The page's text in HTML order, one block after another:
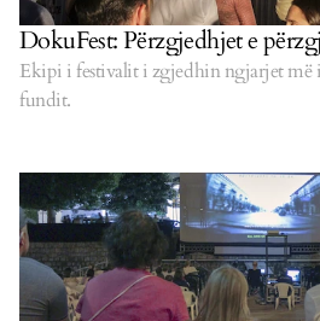
DokuFest: Përzgjedhjet e
Ekipi i festivalit i zgjedhin ngjarjet më
fundit.